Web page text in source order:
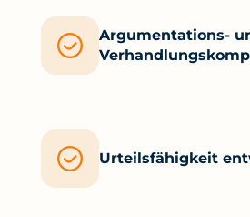
Argumentations-
Urteilsfähigkeit